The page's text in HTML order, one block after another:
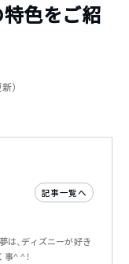
色をご紹
）
記事一覧へ
は、ディズニーが好き
^ ^！